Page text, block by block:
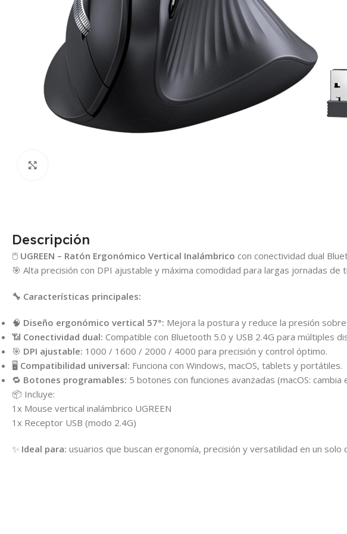
Descripción
🖱️ UGREEN – Ratón Ergonómico Vertical Inalámbrico con conectividad dual
🎯 Alta precisión con DPI ajustable y máxima comodidad para largas jornadas de
🔧 Características principales:
🧠 Diseño ergonómico vertical 57°: Mejora la postura y reduce la presión
📶 Conectividad dual: Compatible con Bluetooth 5.0 y USB 2.4G para múltiples
🎯 DPI ajustable: 1000 / 1600 / 2000 / 4000 para precisión y control óptimo.
🖥️ Compatibilidad universal: Funciona con Windows, macOS, tablets y portátiles.
🔁 Botones programables: 5 botones con funciones avanzadas (macOS: cambia
📦 Incluye:
1x Mouse vertical inalámbrico UGREEN
1x Receptor USB (modo 2.4G)
✨ Ideal para: usuarios que buscan ergonomía, precisión y versatilidad en un solo